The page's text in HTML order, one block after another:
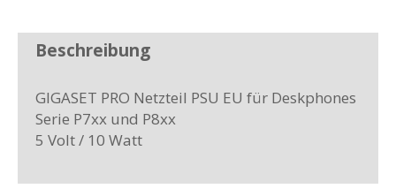
Beschreibung
GIGASET PRO Netzteil PSU EU für Deskphones
Serie P7xx und P8xx
5 Volt / 10 Watt